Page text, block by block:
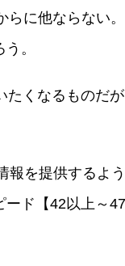
らに他ならない
。
くなるものだ
報を提供するよ
ド【42以上～